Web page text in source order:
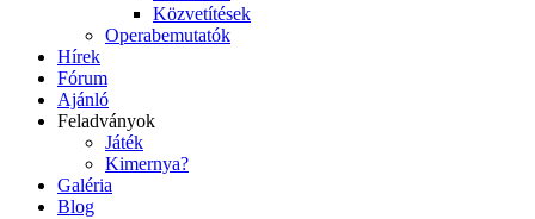
Közvetítések
Operabemutatók
Hírek
Fórum
Ajánló
Feladványok
Játék
Kimernya?
Galéria
Blog